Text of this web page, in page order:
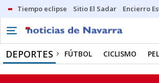
Tiempo eclipse Sitio El Sadar Encierro
DEPORTES FÚTBOL CICLISMO